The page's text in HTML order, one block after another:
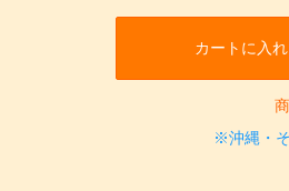
カートに入
※沖縄・